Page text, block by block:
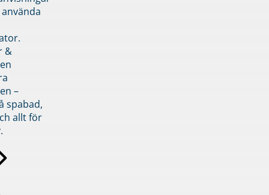
&
–
spabad,
allt för